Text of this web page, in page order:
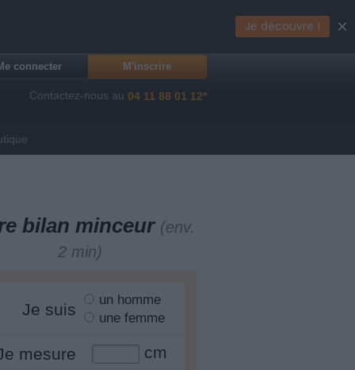
connecter M'inscrire
Contactez-nous au 04 11 88 01 12*
bilan minceur (env.
2 min)
Je suis
un homme
une femme
mesure cm
Je découvre ! ×